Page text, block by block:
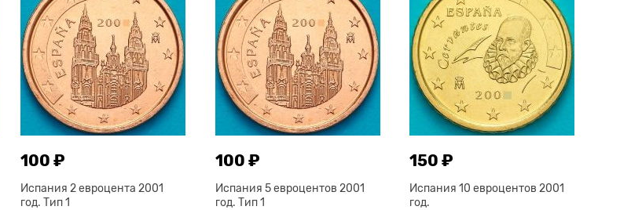
100 ₽
Испания 2 евроцента 2001
год. Тип 1
100 ₽
Испания 5 евроцентов 2001
год. Тип 1
150 ₽
Испания 10 евроцентов 2001
год.